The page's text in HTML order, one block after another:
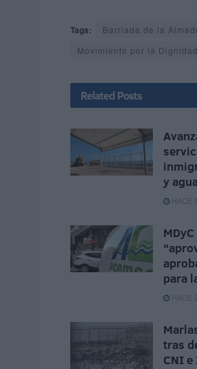
Tags: Barriada de la
Movimiento por la
Related Posts
y agua
HACE
para
HACE
tras
CNI